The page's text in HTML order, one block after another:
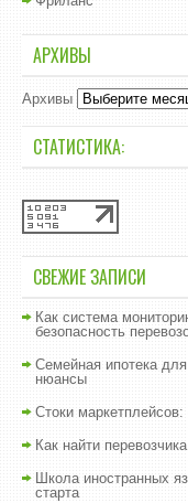
АРХИВЫ
Архивы
СТАТИСТИКА:
СВЕЖИЕ ЗАПИСИ
Как система
безопасность
Семейная ипотека
нюансы
Стоки
Как найти
Школа иностранных
старта